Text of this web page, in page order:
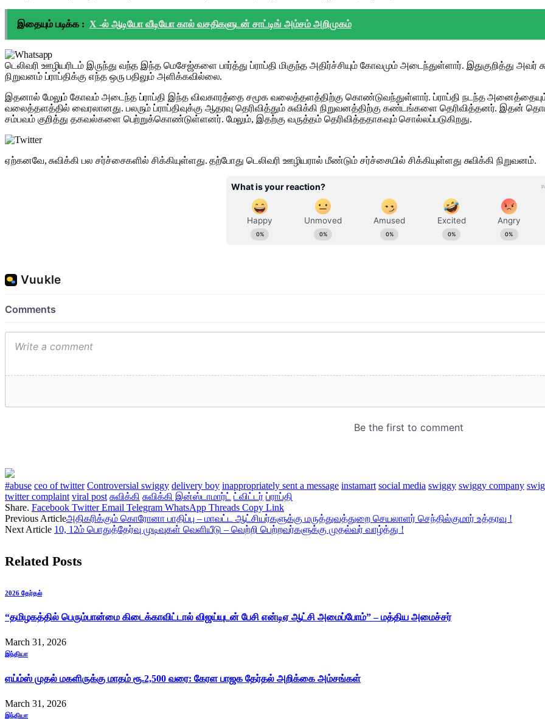
இதையும் படிக்க : X -ல் ஆடியோ வீடியோ கால் வசதிகளுடன் சாட்டிங் அம்சம் அறிமுகம்
டெலிவரி ஊழியரிடம் இருந்து வந்த இந்த மெசேஜ்களை பார்த்து ப்ராப்தி மிகுந்த அதிர்ச்சியும் கோவமும் அடைந்துள்ளார். இதுகுறித்து அவர்
நிறுவனம் ப்ராப்திக்கு எந்த ஒரு பதிலும் அளிக்கவில்லை.
இதனால் மேலும் கோவம் அடைந்த ப்ராப்தி இந்த விவகாரத்தை சமூக வலைத்தளத்திற்கு கொண்டுவந்துள்ளார். ப்ராப்தி நடந்த அனைத்தையும்
வலைத்தளத்தில் வைரலானது. பலரும் ப்ராப்திவுக்கு ஆதரவு தெரிவித்தும் சுவிக்கி நிறுவனத்திற்கு கண்டங்களை தெரிவித்தனர். இதன்
சம்பவம் குறித்து தகவல்களை பெற்றுக்கொண்டுள்ளனர். மேலும், இதற்கு வருத்தம் தெரிவித்ததாகவும் சொல்லப்படுகிறது.
ஏற்கனவே, சுவிக்கி பல சர்ச்சைகளில் சிக்கியுள்ளது. தற்போது டெலிவரி ஊழியரால் மீண்டும் சர்ச்சையில் சிக்கியுள்ளது சுவிக்கி நிறுவனம்.
#abuse ceo of twitter Controversial swiggy delivery boy inappropriately sent a message instamart social media swiggy swiggy company
twitter complaint viral post சுவிக்கி சுவிக்கி இன்ஸ்டாமார்ட் ட்விட்டர் ப்ராப்தி
Share. Facebook Twitter Email Telegram WhatsApp Threads Copy Link
Previous Articleஅதிகரிக்கும் கொரோனா பாதிப்பு – மாவட்ட ஆட்சியர்களுக்கு மருத்துவத்துறை செயலாளர் செந்தில்குமார் உத்தரவு !
Next Article 10, 12ம் பொதுத்தேர்வு முடிவுகள் வெளியீடு – வெற்றி பெற்றவர்களுக்கு முதல்வர் வாழ்த்து !
Related Posts
2026 தேர்தல்
“தமிழகத்தில் பெரும்பான்மை கிடைக்காவிட்டால் விஜய்யுடன் பேசி என்டிஏ ஆட்சி அமைப்போம்” – மத்திய அமைச்சர்
March 31, 2026
இந்தியா
எய்ம்ஸ் முதல் மகளிருக்கு மாதம் ரூ.2,500 வரை: கேரள பாஜக தேர்தல் அறிக்கை அம்சங்கள்
March 31, 2026
இந்தியா